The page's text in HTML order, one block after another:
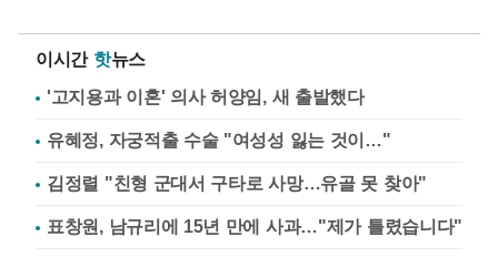
이시간 핫뉴스
'고지용과 이혼' 의사 허양임, 새 출발했다
유혜정, 자궁적출 수술 "여성성 잃는 것이…"
김정렬 "친형 군대서 구타로 사망…유골 못 찾아"
표창원, 남규리에 15년 만에 사과…"제가 틀렸습니다"